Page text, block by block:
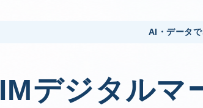
AI・データ
IMデジタルマ